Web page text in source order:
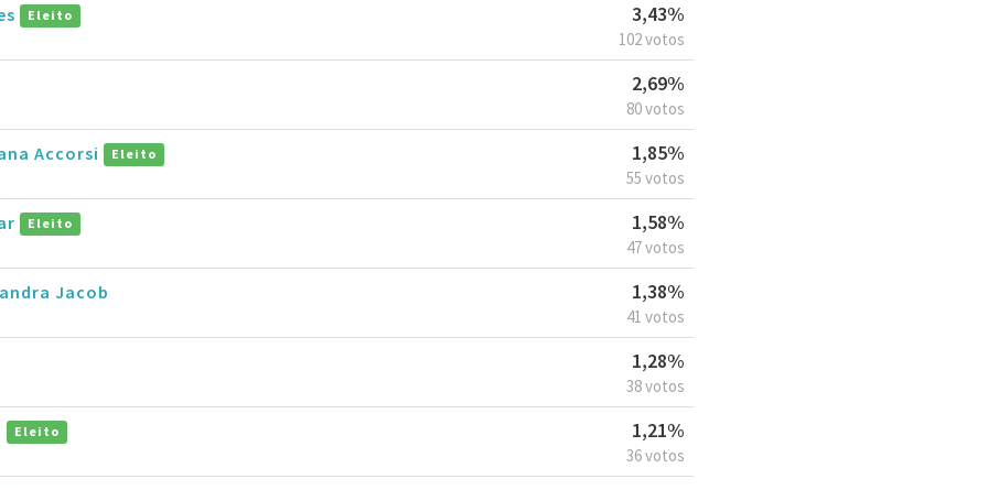
Eleito 3,43%
102 votos
2,69%
80 votos
Accorsi Eleito 1,85%
55 votos
Eleito 1,58%
47 votos
Jacob 1,38%
41 votos
1,28%
38 votos
Eleito 1,21%
36 votos